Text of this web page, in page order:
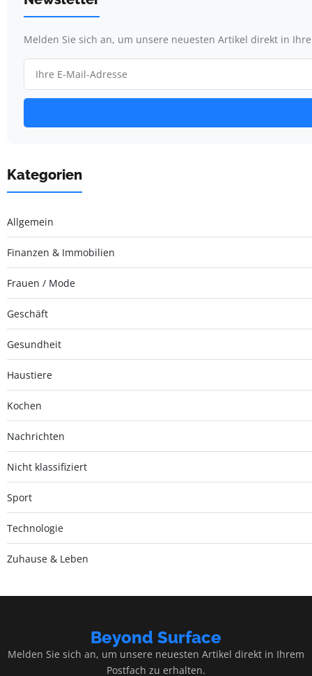
Melden Sie sich an, um unsere neuesten Artikel direkt in
Kategorien
Allgemein
Finanzen & Immobilien
Frauen / Mode
Geschäft
Gesundheit
Haustiere
Kochen
Nachrichten
Nicht klassifiziert
Sport
Technologie
Zuhause & Leben
Beyond Surface
Melden Sie sich an, um unsere neuesten Artikel direkt in Ihrem
Postfach zu erhalten.